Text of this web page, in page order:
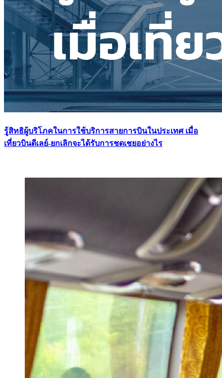
รู้สิทธิผู้บริโภคในการใช้บริการสายการบินในประเทศ เมื่อ
เที่ยวบินดีเลย์-ยกเลิกจะได้รับการชดเชยอย่างไร